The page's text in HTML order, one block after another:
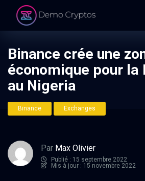
Binance crée une
économique pour la
au Nigeria
Binance Exchanges
Par Max Olivier
Publié : 15 septembre 2022
Mis à jour : 15 novembre 2022